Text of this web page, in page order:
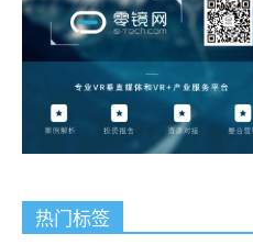
热门标签